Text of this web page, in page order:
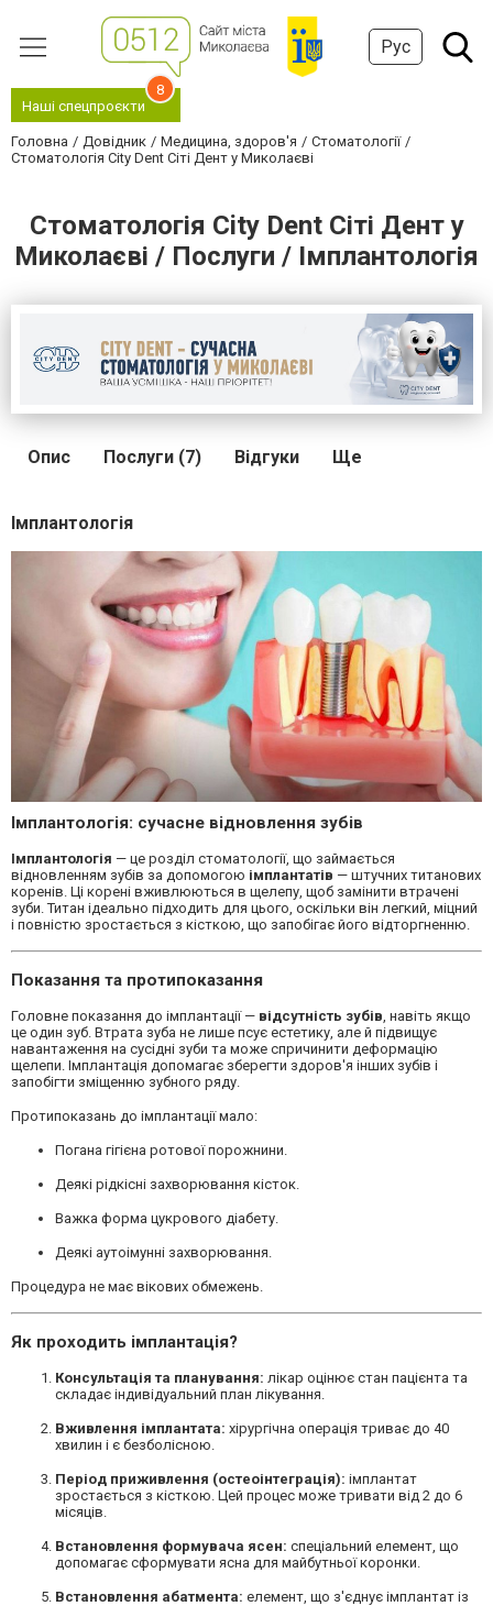
Рус
Наші спецпроєкти
8
Головна Довідник Медицина, здоров'я
Стоматології
Стоматологія City Dent Сіті Дент у Миколаєві
Стоматологія City Dent Сіті Дент у
Миколаєві / Послуги / Імплантологія
Опис Послуги (7) Відгуки Ще
Імплантологія
Імплантологія: сучасне відновлення зубів
Імплантологія — це розділ стоматології, що займається
відновленням зубів за допомогою імплантатів — штучних титанових
коренів. Ці корені вживлюються в щелепу, щоб замінити втрачені
зуби. Титан ідеально підходить для цього, оскільки він легкий, міцний
і повністю зростається з кісткою, що запобігає його відторгненню.
Показання та протипоказання
Головне показання до імплантації — відсутність зубів, навіть якщо
це один зуб. Втрата зуба не лише псує естетику, але й підвищує
навантаження на сусідні зуби та може спричинити деформацію
щелепи. Імплантація допомагає зберегти здоров'я інших зубів і
запобігти зміщенню зубного ряду.
Протипоказань до імплантації мало:
Погана гігієна ротової порожнини.
Деякі рідкісні захворювання кісток.
Важка форма цукрового діабету.
Деякі аутоімунні захворювання.
Процедура не має вікових обмежень.
Як проходить імплантація?
Консультація та планування: лікар оцінює стан пацієнта та
складає індивідуальний план лікування.
Вживлення імплантата: хірургічна операція триває до 40
хвилин і є безболісною.
Період приживлення (остеоінтеграція): імплантат
зростається з кісткою. Цей процес може тривати від 2 до 6
місяців.
Встановлення формувача ясен: спеціальний елемент, що
допомагає сформувати ясна для майбутньої коронки.
Встановлення абатмента: елемент, що з'єднує імплантат із